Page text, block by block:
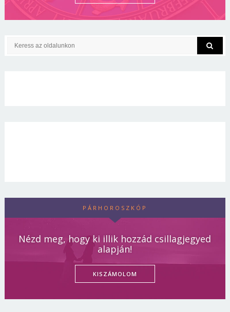
PÁRHOROSZKÓP
Nézd meg, hogy ki illik hozzád csillagjegyed
alapján!
KISZÁMOLOM